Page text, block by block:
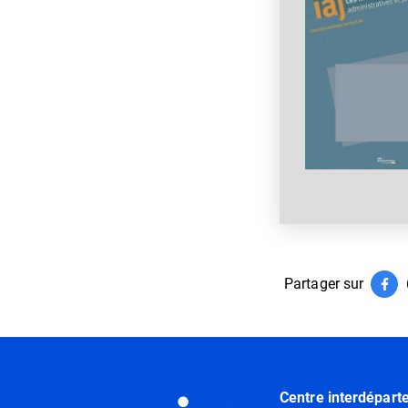
Partager sur
Informations utiles Centre